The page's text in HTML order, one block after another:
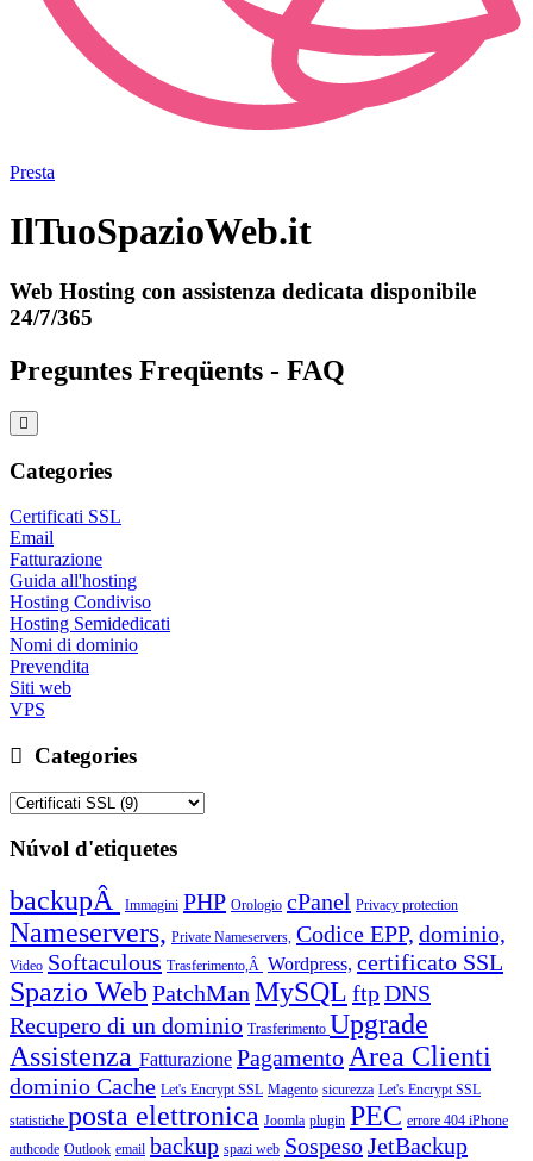
Presta
IlTuoSpazioWeb.it
Web Hosting con assistenza dedicata disponibile
24/7/365
Preguntes Freqüents - FAQ
Categories
Certificati SSL
Email
Fatturazione
Guida all'hosting
Hosting Condiviso
Hosting Semidedicati
Nomi di dominio
Prevendita
Siti web
VPS
Categories
Núvol d'etiquetes
backupÂ Immagini PHP Orologio cPanel Privacy protection
Nameservers, Private Nameservers, Codice EPP, dominio,
Video Softaculous Trasferimento,Â Wordpress, certificato SSL
Spazio Web PatchMan MySQL ftpDNS
Recupero di un dominio Trasferimento Upgrade
Assistenza Fatturazione Pagamento Area Clienti
dominio Cache Let's Encrypt SSL Magento sicurezza Let's Encrypt SSL
statistiche posta elettronica Joomla plugin PEC errore 404 iPhone
authcode Outlook email backup spazi web SospesoJetBackup